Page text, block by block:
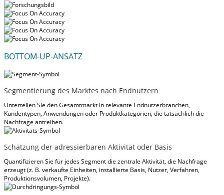
BOTTOM-UP-ANSATZ
Segmentierung des Marktes nach Endnutzern
Unterteilen Sie den Gesamtmarkt in relevante Endnutzerbranchen,
Kundentypen, Anwendungen oder Produktkategorien, die tatsächlich die
Nachfrage antreiben.
Schätzung der adressierbaren Aktivität oder Basis
Quantifizieren Sie für jedes Segment die zentrale Aktivität, die Nachfrage
erzeugt (z. B. verkaufte Einheiten, installierte Basis, Nutzer, Verfahren,
Produktionsvolumen, Projekte).